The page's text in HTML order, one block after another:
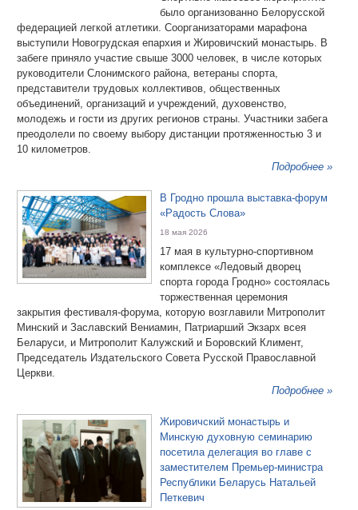
было организованно Белорусской
федерацией легкой атлетики. Соорганизаторами марафона
выступили Новогрудская епархия и Жировичский монастырь. В
забеге приняло участие свыше 3000 человек, в числе которых
руководители Слонимского района, ветераны спорта,
представители трудовых коллективов, общественных
объединений, организаций и учреждений, духовенство,
молодежь и гости из других регионов страны. Участники забега
преодолели по своему выбору дистанции протяженностью 3 и
10 километров.
Подробнее »
В Гродно прошла выставка-форум
«Радость Слова»
18 мая 2026
17 мая в культурно-спортивном
комплексе «Ледовый дворец
спорта города Гродно» состоялась
торжественная церемония
закрытия фестиваля-форума, которую возглавили Митрополит
Минский и Заславский Вениамин, Патриарший Экзарх всея
Беларуси, и Митрополит Калужский и Боровский Климент,
Председатель Издательского Совета Русской Православной
Церкви.
Подробнее »
Жировичский монастырь и
Минскую духовную семинарию
посетила делегация во главе с
заместителем Премьер-министра
Республики Беларусь Натальей
Петкевич